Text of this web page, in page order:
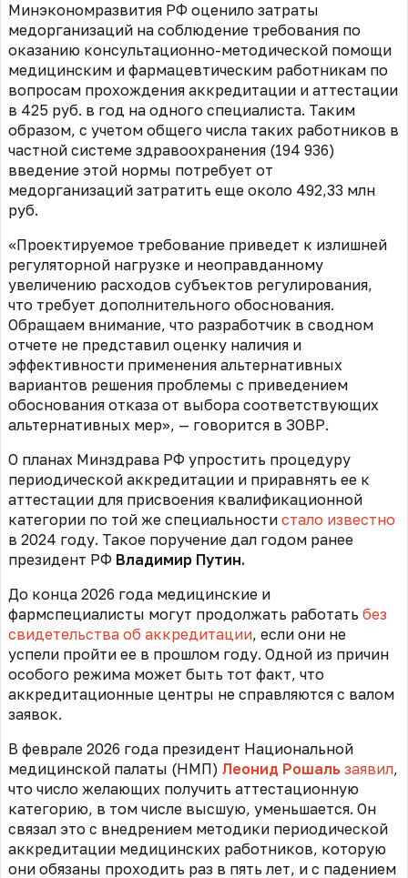
Минэкономразвития РФ оценило затраты
медорганизаций на соблюдение требования по
оказанию консультационно-методической помощи
медицинским и фармацевтическим работникам по
вопросам прохождения аккредитации и аттестации
в 425 руб. в год на одного специалиста. Таким
образом, с учетом общего числа таких работников в
частной системе здравоохранения (194 936)
введение этой нормы потребует от
медорганизаций затратить еще около 492,33 млн
руб.
«Проектируемое требование приведет к излишней
регуляторной нагрузке и неоправданному
увеличению расходов субъектов регулирования,
что требует дополнительного обоснования.
Обращаем внимание, что разработчик в сводном
отчете не представил оценку наличия и
эффективности применения альтернативных
вариантов решения проблемы с приведением
обоснования отказа от выбора соответствующих
альтернативных мер», — говорится в ЗОВР.
О планах Минздрава РФ упростить процедуру
периодической аккредитации и приравнять ее к
аттестации для присвоения квалификационной
категории по той же специальности стало известно
в 2024 году. Такое поручение дал годом ранее
президент РФ Владимир Путин.
До конца 2026 года медицинские и
фармспециалисты могут продолжать работать без
свидетельства об аккредитации, если они не
успели пройти ее в прошлом году. Одной из причин
особого режима может быть тот факт, что
аккредитационные центры не справляются с валом
заявок.
В феврале 2026 года президент Национальной
медицинской палаты (НМП) Леонид Рошаль заявил,
что число желающих получить аттестационную
категорию, в том числе высшую, уменьшается. Он
связал это с внедрением методики периодической
аккредитации медицинских работников, которую
они обязаны проходить раз в пять лет, и с падением